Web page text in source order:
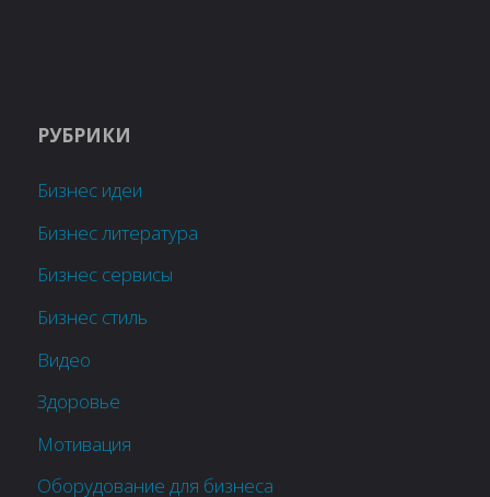
РУБРИКИ
Бизнес идеи
Бизнес литература
Бизнес сервисы
Бизнес стиль
Видео
Здоровье
Мотивация
Оборудование для бизнеса